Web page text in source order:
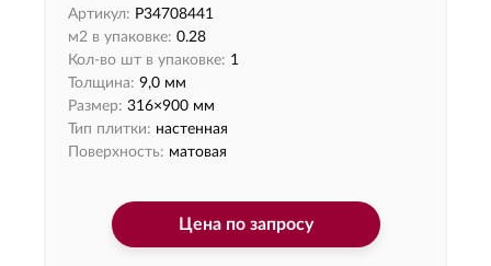
Артикул: P34708441
м2 в упаковке: 0.28
Кол-во шт в упаковке: 1
Толщина: 9,0 мм
Размер: 316×900 мм
Тип плитки: настенная
Поверхность: матовая
Цена по запросу